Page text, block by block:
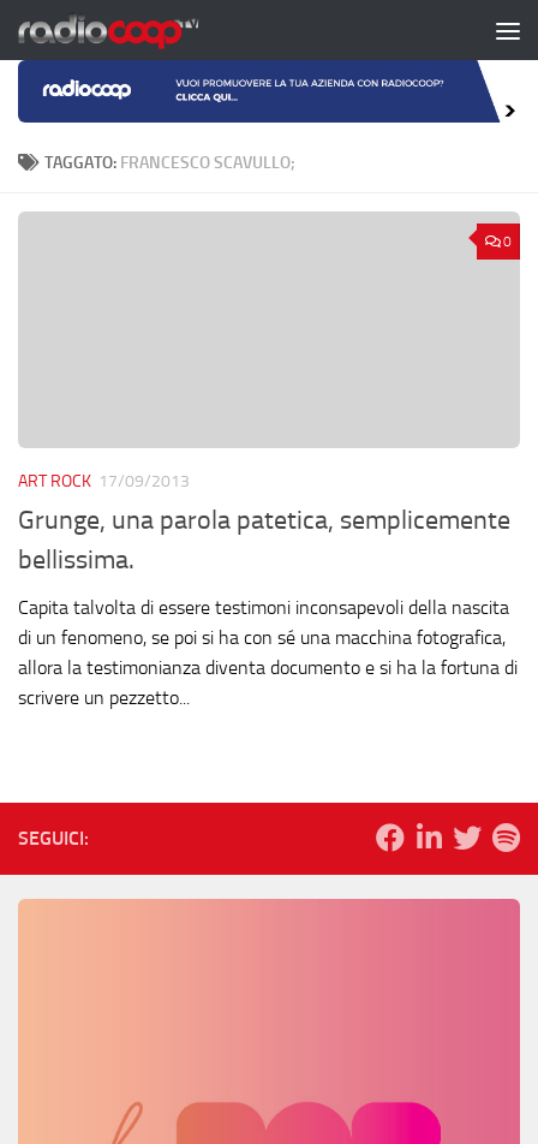
Salta al contenuto
TAGGATO: FRANCESCO SCAVULLO;
0
ART ROCK 17/09/2013
Grunge, una parola patetica, semplicemente
bellissima.
Capita talvolta di essere testimoni inconsapevoli della nascita
di un fenomeno, se poi si ha con sé una macchina fotografica,
allora la testimonianza diventa documento e si ha la fortuna di
scrivere un pezzetto...
SEGUICI: